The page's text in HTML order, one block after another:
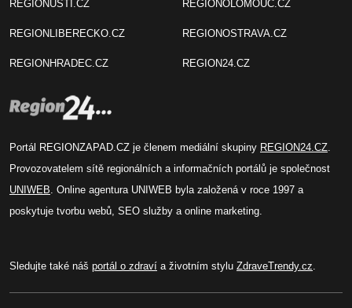
REGIONUSTI.CZ
REGIONLIBERECKO.CZ
REGIONHRADEC.CZ
REGIONOLOMOUC.CZ
REGIONOSTRAVA.CZ
REGION24.CZ
Portál REGIONZAPAD.CZ je členem mediální skupiny REGION24.CZ.
Provozovatelem sítě regionálních a informačních portálů je společnost
UNIWEB. Online agentura UNIWEB byla založená v roce 1997 a
poskytuje tvorbu webů, SEO služby a online marketing.
Sledujte také náš portál o zdraví a životním stylu ZdraveTrendy.cz.